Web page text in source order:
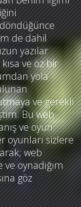
de dahil
yazılar
ve öz bir
yola
ve gerekli
Bu web
ve oyun
oyunları sizlere
web
oynadığım
göz